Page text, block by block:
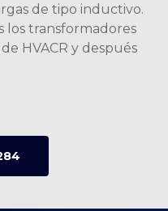
de tipo inductivo.
los transformadores
HVACR y después